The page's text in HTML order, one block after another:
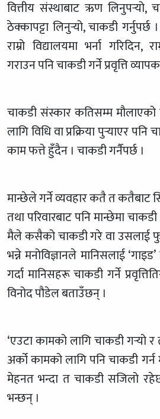
वित्तीय संस्थाबाट ऋण लिनुपर्‍यो,
ठेक्कापट्टा लिनुर्‍यो, चाकडी गर्नुपर्छ
राम्रो विद्यालयमा भर्ना गरिदिन,
गराउन पनि चाकडी गर्ने प्रवृत्ति
चाकडी संस्कार कतिसम्म
लागि विधि वा प्रक्रिया पुर्‍याएर
काम फत्ते हुँदैन । चाकडी गर्नैपर्छ ।
मान्छेले गर्ने व्यवहार कतै त कतैबाट
तथा परिवारबाट पनि मान्छेमा
मैले कसैको चाकडी गरे वा उसलाई
भन्ने मनोविज्ञानले मानिसलाई
गर्दा मानिसहरू चाकडी गर्ने
विनोद पौडेल बताउँछन् ।
‘एउटा कामको लागि चाकडी गर्‍यो
अर्को कामको लागि पनि चाकडी गर्न
मेहनत भन्दा त चाकडी सजिलो रहेछ
भन्छन् ।